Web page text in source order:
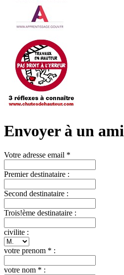
Envoyer à un ami
Votre adresse email *
Premier destinataire :
Second destinataire :
Trois!ème destinataire :
civilite :
votre prenom * :
votre nom * :